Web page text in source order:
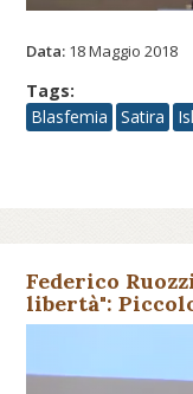
Data: 18 Maggio 2018
Tags:
Blasfemia
Satira
Federico
libertà":
audiovisiva.